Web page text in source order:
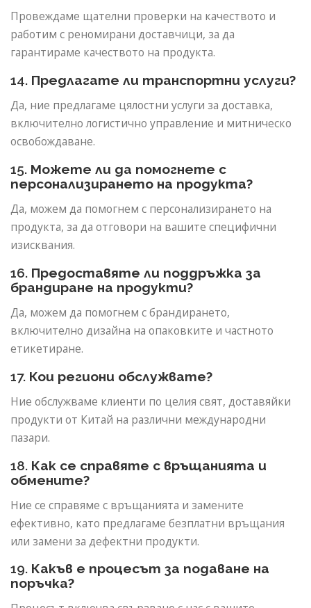
Провеждаме щателни проверки на качеството и
работим с реномирани доставчици, за да
гарантираме качеството на продукта.
14. Предлагате ли транспортни услуги?
Да, ние предлагаме цялостни услуги за доставка,
включително логистично управление и митническо
освобождаване.
15. Можете ли да помогнете с
персонализирането на продукта?
Да, можем да помогнем с персонализирането на
продукта, за да отговори на вашите специфични
изисквания.
16. Предоставяте ли поддръжка за
брандиране на продукти?
Да, можем да помогнем с брандирането,
включително дизайна на опаковките и частното
етикетиране.
17. Кои региони обслужвате?
Ние обслужваме клиенти по целия свят, доставяйки
продукти от Китай на различни международни
пазари.
18. Как се справяте с връщанията и
обмените?
Ние се справяме с връщанията и замените
ефективно, като предлагаме безплатни връщания
или замени за дефектни продукти.
19. Какъв е процесът за подаване на
поръчка?